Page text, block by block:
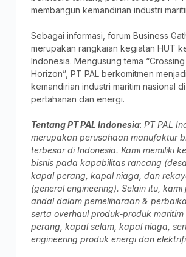
membangun kemandirian industri
Sebagai informasi, forum Business
merupakan rangkaian kegiatan HUT
Indonesia. Mengusung tema
Horizon”, PT PAL berkomitmen
kemandirian industri maritim nasional
pertahanan dan energi.
Tentang PT PAL Indonesia: PT PAL
merupakan perusahaan manufaktur
terbesar di Indonesia. Kami memiliki
bisnis pada kapabilitas rancang
kapal perang, kapal niaga, dan
(general engineering). Selain itu,
andal dalam pemeliharaan &
serta overhaul produk-produk
perang, kapal selam, kapal niaga,
engineering produk energi dan